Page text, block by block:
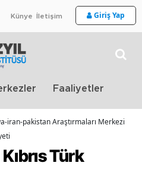
Künye İletişim Giriş Yap
Faaliyetler
iran-pakistan Araştırmaları Merkezi
Türk